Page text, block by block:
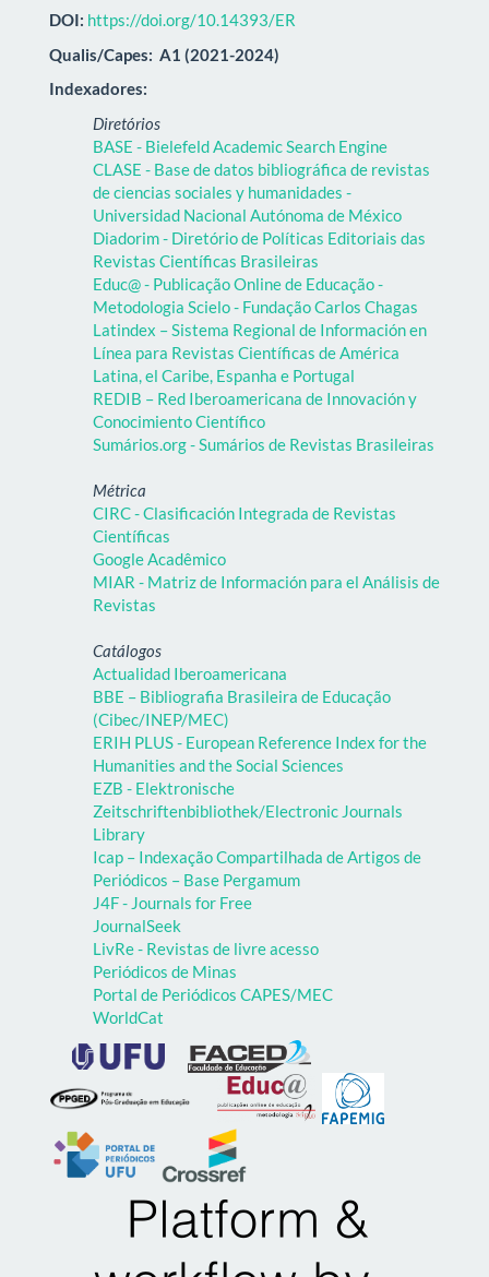
DOI: https://doi.org/10.14393/ER
Qualis/Capes: A1 (2021-2024)
Indexadores:
Diretórios
BASE - Bielefeld Academic Search Engine
CLASE - Base de datos bibliográfica de revistas
de ciencias sociales y humanidades -
Universidad Nacional Autónoma de México
Diadorim - Diretório de Políticas Editoriais das
Revistas Científicas Brasileiras
Educ@ - Publicação Online de Educação -
Metodologia Scielo - Fundação Carlos Chagas
Latindex – Sistema Regional de Información en
Línea para Revistas Científicas de América
Latina, el Caribe, Espanha e Portugal
REDIB – Red Iberoamericana de Innovación y
Conocimiento Científico
Sumários.org - Sumários de Revistas Brasileiras
Métrica
CIRC - Clasificación Integrada de Revistas
Científicas
Google Acadêmico
MIAR - Matriz de Información para el Análisis de
Revistas
Catálogos
Actualidad Iberoamericana
BBE – Bibliografia Brasileira de Educação
(Cibec/INEP/MEC)
ERIH PLUS - European Reference Index for the
Humanities and the Social Sciences
EZB - Elektronische
Zeitschriftenbibliothek/Electronic Journals
Library
Icap – Indexação Compartilhada de Artigos de
Periódicos – Base Pergamum
J4F - Journals for Free
JournalSeek
LivRe - Revistas de livre acesso
Periódicos de Minas
Portal de Periódicos CAPES/MEC
WorldCat